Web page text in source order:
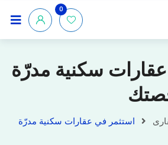
0
سكنية مدرّة
استثمر في عقارات سكنية مدرّة